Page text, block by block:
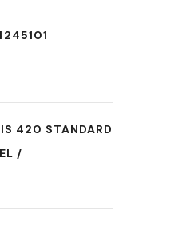
420 STANDARD
/